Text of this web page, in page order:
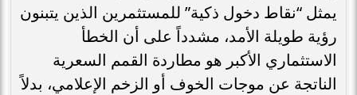
يمثل “نقاط دخول ذكية” للمستثمرين الذين يتبنون
رؤية طويلة الأمد، مشدداً على أن الخطأ
الاستثماري الأكبر هو مطاردة القمم السعرية
الناتجة عن موجات الخوف أو الزخم الإعلامي، بدلاً